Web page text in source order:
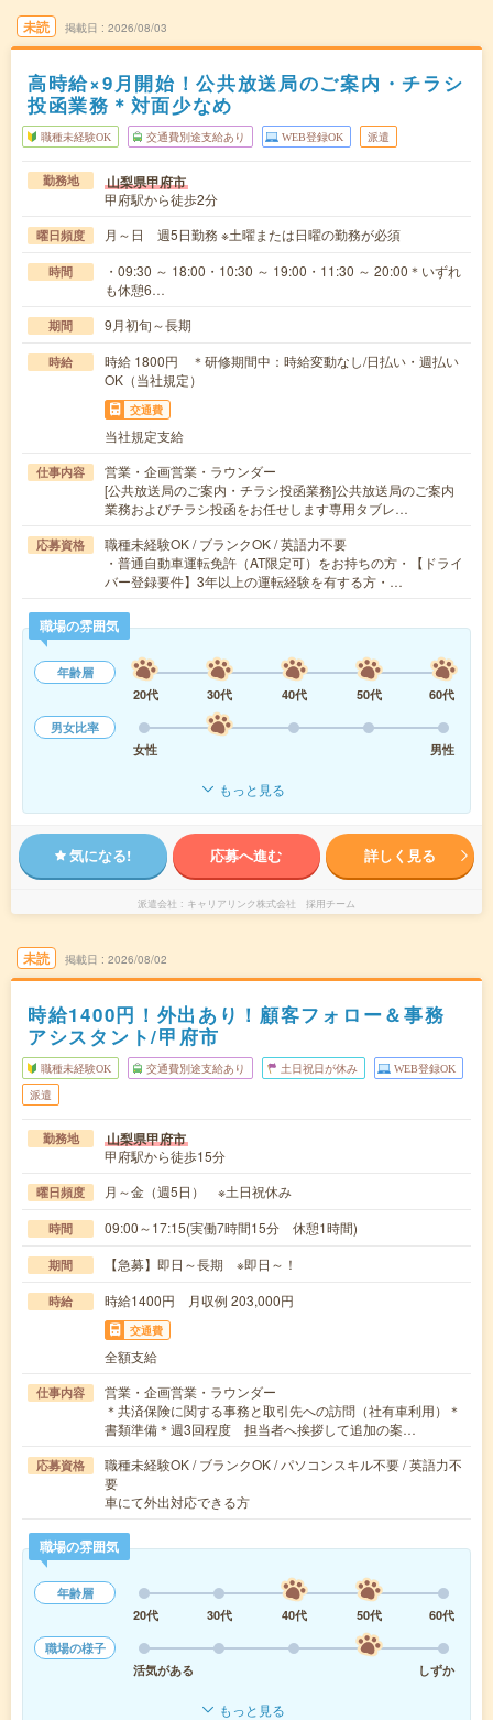
未読 掲載日 2026/08/03
高時給×9月開始！公共放送局のご案内・チラシ
投函業務＊対面少なめ
職種未経験OK 交通費別途支給あり WEB登録OK 派遣
勤務地 山梨県甲府市
甲府駅から徒歩2分
曜日頻度 月～日 週5日勤務 ※土曜または日曜の勤務が必須
時間
・09:30 ～ 18:00・10:30 ～ 19:00・11:30 ～ 20:00＊いずれ
も休憩6…
期間 9月初旬～長期
時給
時給 1800円 ＊研修期間中：時給変動なし/日払い・週払い
OK（当社規定）
交通費
当社規定支給
仕事内容
営業・企画営業・ラウンダー
[公共放送局のご案内・チラシ投函業務]公共放送局のご案内
業務およびチラシ投函をお任せします専用タブレ…
応募資格
職種未経験OK / ブランクOK / 英語力不要
・普通自動車運転免許（AT限定可）をお持ちの方・【ドライ
バー登録要件】3年以上の運転経験を有する方・…
職場の雰囲気
年齢層
20代
30代 40代 50代
60代
男女比率
女性
男性
もっと見る
気になる! 応募へ進む 詳しく見る
派遣会社 キャリアリンク株式会社 採用チーム
未読 掲載日 2026/08/02
時給1400円！外出あり！顧客フォロー＆事務
アシスタント/甲府市
職種未経験OK 交通費別途支給あり 土日祝日が休み WEB登録OK
派遣
勤務地 山梨県甲府市
甲府駅から徒歩15分
曜日頻度 月～金（週5日） ※土日祝休み
時間 09:00～17:15(実働7時間15分 休憩1時間)
期間 【急募】即日～長期 ※即日～！
時給 時給1400円 月収例 203,000円
交通費
全額支給
仕事内容
営業・企画営業・ラウンダー
＊共済保険に関する事務と取引先への訪問（社有車利用）＊
書類準備＊週3回程度 担当者へ挨拶して追加の案…
応募資格
職種未経験OK / ブランクOK / パソコンスキル不要 / 英語力不
要
車にて外出対応できる方
職場の雰囲気
年齢層
20代
30代 40代 50代
60代
職場の様子
活気がある
しずか
もっと見る